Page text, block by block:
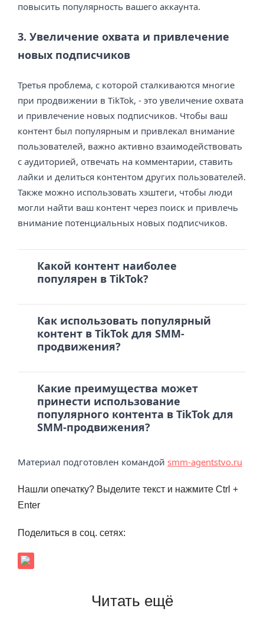
повысить популярность вашего аккаунта.
3. Увеличение охвата и привлечение
новых подписчиков
Третья проблема, с которой сталкиваются многие
при продвижении в TikTok, - это увеличение охвата
и привлечение новых подписчиков. Чтобы ваш
контент был популярным и привлекал внимание
пользователей, важно активно взаимодействовать
с аудиторией, отвечать на комментарии, ставить
лайки и делиться контентом других пользователей.
Также можно использовать хэштеги, чтобы люди
могли найти ваш контент через поиск и привлечь
внимание потенциальных новых подписчиков.
Какой контент наиболее
популярен в TikTok?
Как использовать популярный
контент в TikTok для SMM-
продвижения?
Какие преимущества может
принести использование
популярного контента в TikTok для
SMM-продвижения?
Материал подготовлен командой smm-agentstvo.ru
Нашли опечатку? Выделите текст и нажмите Ctrl +
Enter
Поделиться в соц. сетях:
Читать ещё